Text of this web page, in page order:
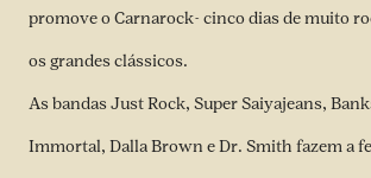
promove o Carnarock- cinco dias de muito
os grandes clássicos.
As bandas Just Rock, Super Saiyajeans,
Immortal, Dalla Brown e Dr. Smith fazem a